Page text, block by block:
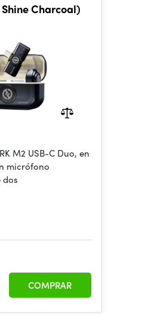
Charcoal)
M2 USB-C Duo, en
micrófono
COMPRAR